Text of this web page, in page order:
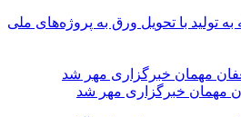
تولید با تحویل ورق به پروژه‌های ملی
مهمان خبرگزاری مهر شد